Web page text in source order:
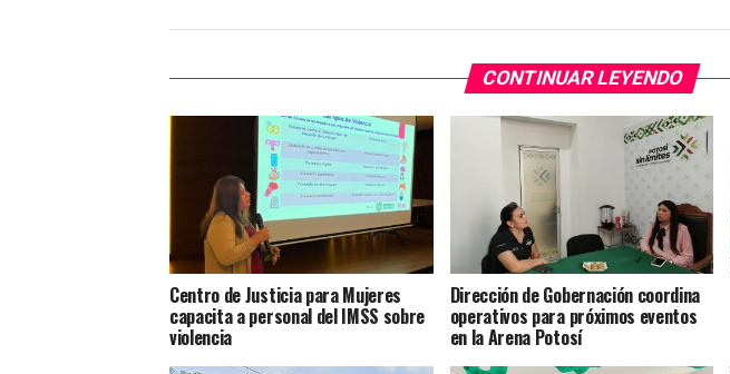
CONTINUAR LEYENDO
Centro de Justicia para Mujeres
capacita a personal del IMSS sobre
violencia
Dirección de Gobernación coordina
operativos para próximos eventos
en la Arena Potosí